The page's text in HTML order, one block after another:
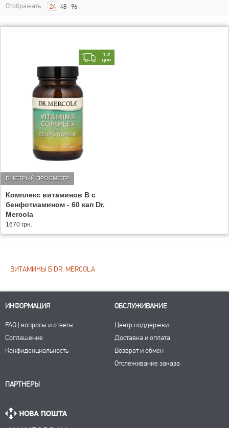
Отображать: 24 48 96
1-2
дня
Комплекс витаминов B с
бенфотиамином - 60 кап Dr.
Mercola
БЫСТРЫЙ ПРОСМОТР
1670 грн.
ВИТАМИНЫ Б DR. MERCOLA
ИНФОРМАЦИЯ
FAQ | вопросы и ответы
Соглашение
Конфиденциальность
ОБСЛУЖИВАНИЕ
Центр поддержки
Доставка и оплата
Возврат и обмен
Отслеживание заказа
ПАРТНЕРЫ